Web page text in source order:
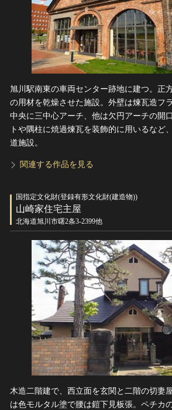
旭川駅南東の車両センター跡地に建つ。正
の用材を乾燥させた施設。外壁は煉瓦造フ
中央に三中心アーチ、他は欠円アーチの開
トや隅柱に焼過煉瓦を装飾的に用いるなど
道施設。
関連する作品を見る
国指定文化財(登録有形文化財(建造物))
山崎家住宅主屋
北海道旭川市曙2条3-2399他
木造二階建で、西立面を玄関と二階の切妻
は色モルタル塗で腰は鎧下見板張。ペチカ